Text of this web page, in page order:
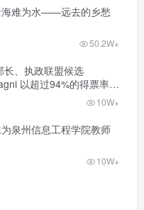
海难为水——远去的乡愁
50.2W+
长、执政联盟候选
以超过94%的得票率当
10W+
泉州信息工程学院教师
10W+